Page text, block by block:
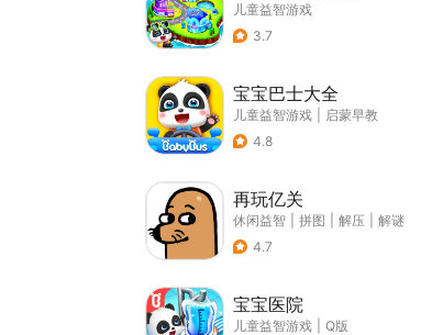
儿童益智游戏
3.7
宝宝巴士大全
儿童益智游戏
启蒙早教
4.8
再玩亿关
休闲益智 拼图 解压
解谜
4.7
宝宝医院
儿童益智游戏
Q版